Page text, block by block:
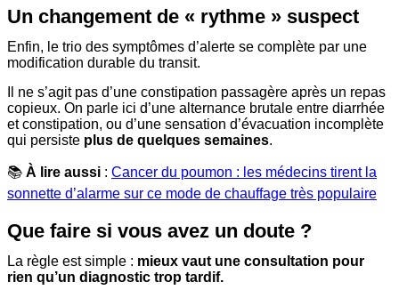
Un changement de « rythme » suspect
Enfin, le trio des symptômes d’alerte se complète par une
modification durable du transit.
Il ne s’agit pas d’une constipation passagère après un repas
copieux. On parle ici d’une alternance brutale entre diarrhée
et constipation, ou d’une sensation d’évacuation incomplète
qui persiste plus de quelques semaines.
📚 À lire aussi : Cancer du poumon : les médecins tirent la
sonnette d’alarme sur ce mode de chauffage très populaire
Que faire si vous avez un doute ?
La règle est simple : mieux vaut une consultation pour
rien qu’un diagnostic trop tardif.